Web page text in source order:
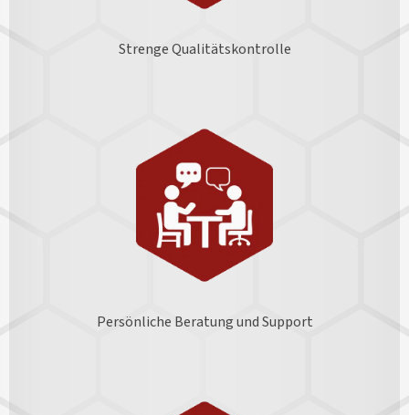
Strenge Qualitätskontrolle
Persönliche Beratung und Support